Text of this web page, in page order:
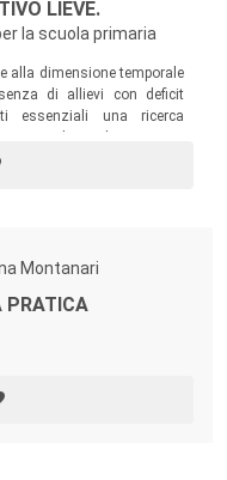
LIEVE.
la scuola primaria
alla dimensione temporale
di allievi con deficit
essenziali una ricerca
Montanari
PRATICA